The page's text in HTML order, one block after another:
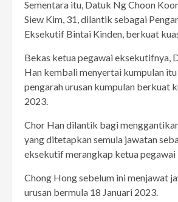
Sementara itu, Datuk Ng Choon
Siew Kim, 31, dilantik sebagai
Eksekutif Bintai Kinden, berkuat
Bekas ketua pegawai eksekutifnya,
Han kembali menyertai kumpulan
pengarah urusan kumpulan berkuat
2023.
Chor Han dilantik bagi
yang ditetapkan semula jawatan
eksekutif merangkap ketua pegawai
Chong Hong sebelum ini menjawat
urusan bermula 18 Januari 2023.